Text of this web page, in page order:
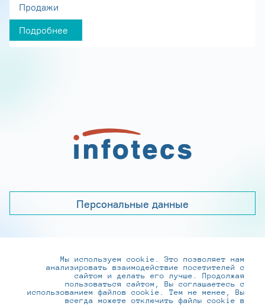
Продажи
Подробнее
Персональные данные
+7 (495) 737-6192, 8-800-250-0-260
practice@infotecs.ru,hr@infotecs.ru
127273, г. Москва, Отрадная ул., 2Б строение 1
Мы используем cookie. Это позволяет нам
анализировать взаимодействие посетителей с
сайтом и делать его лучше. Продолжая
пользоваться сайтом, Вы соглашаетесь с
использованием файлов cookie. Тем не менее, Вы
всегда можете отключить файлы cookie в